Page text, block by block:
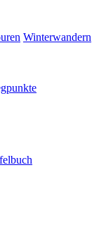
Winterwandern